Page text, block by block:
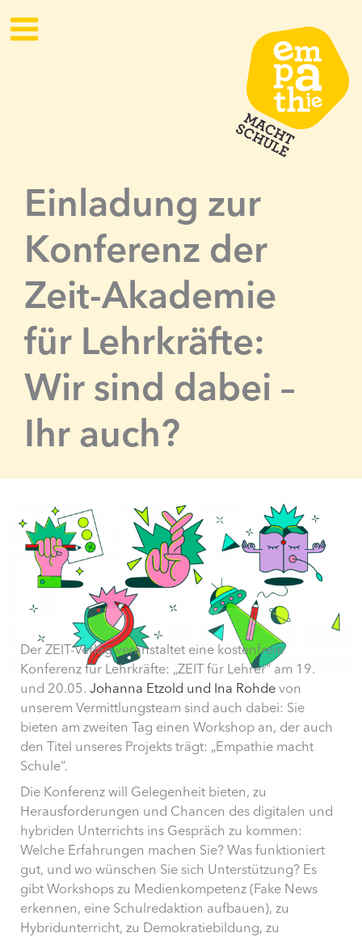
Inhalt
Einladung zur
Konferenz der
Zeit-Akademie
für Lehrkräfte:
Wir sind dabei –
Ihr auch?
Der ZEIT-Verlag veranstaltet eine kostenfreie
Konferenz für Lehrkräfte: „ZEIT für Lehrer“ am 19.
und 20.05.Johanna Etzold und Ina Rohde von
unserem Vermittlungsteam sind auch dabei: Sie
bieten am zweiten Tag einen Workshop an, der auch
den Titel unseres Projekts trägt: „Empathie macht
Schule“.
Die Konferenz will Gelegenheit bieten, zu
Herausforderungen und Chancen des digitalen und
hybriden Unterrichts ins Gespräch zu kommen:
Welche Erfahrungen machen Sie? Was funktioniert
gut, und wo wünschen Sie sich Unterstützung? Es
gibt Workshops zu Medienkompetenz (Fake News
erkennen, eine Schulredaktion aufbauen), zu
Hybridunterricht, zu Demokratiebildung, zu